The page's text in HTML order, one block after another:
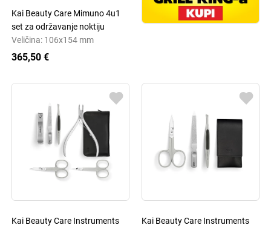
Kai Beauty Care Mimuno 4u1
set za održavanje noktiju
Veličina: 106x154 mm
365,50 €
Kai Beauty Care Instruments
Kai Beauty Care Instruments